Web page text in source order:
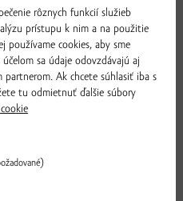
od 0 do +4°C
spol. s .r.o., Dunajský Klátov č.
rôznych funkcií služieb
prístupu k nim a na použitie
používame cookies, aby sme
sa údaje odovzdávajú aj
partnerom. Ak chcete súhlasiť iba s
tu odmietnuť ďalšie súbory